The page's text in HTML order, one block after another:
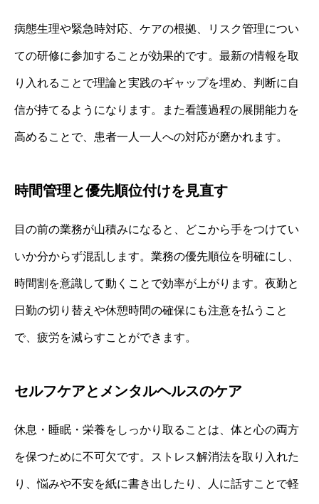
病態生理や緊急時対応、ケアの根拠、リスク管理につい
ての研修に参加することが効果的です。最新の情報を取
り入れることで理論と実践のギャップを埋め、判断に自
信が持てるようになります。また看護過程の展開能力を
高めることで、患者一人一人への対応が磨かれます。
時間管理と優先順位付けを見直す
目の前の業務が山積みになると、どこから手をつけてい
いか分からず混乱します。業務の優先順位を明確にし、
時間割を意識して動くことで効率が上がります。夜勤と
日勤の切り替えや休憩時間の確保にも注意を払うこと
で、疲労を減らすことができます。
セルフケアとメンタルヘルスのケア
休息・睡眠・栄養をしっかり取ることは、体と心の両方
を保つために不可欠です。ストレス解消法を取り入れた
り、悩みや不安を紙に書き出したり、人に話すことで軽